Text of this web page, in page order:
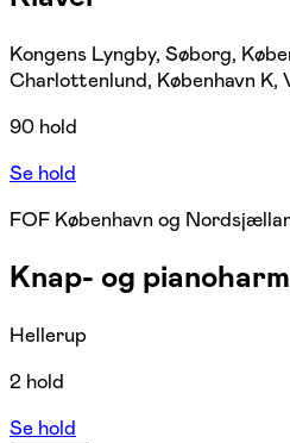
Kongens Lyngby, Søborg,
Charlottenlund, København K,
90 hold
Se hold
FOF København og
Knap- og
Hellerup
2 hold
Se hold